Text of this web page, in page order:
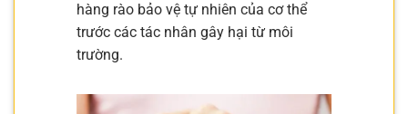
hàng rào bảo vệ tự nhiên của cơ thể
trước các tác nhân gây hại từ môi
trường.